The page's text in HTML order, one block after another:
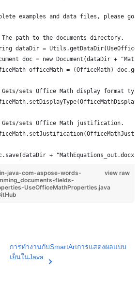
examples and data files, please go
path to the documents directory.
dataDir =
doc = new Document(dataDir +
officeMath = (OfficeMath)
Gets/sets Office Math display format
sets Office Math justification.
+
view raw
java-com-aspose-words-
fields-
UseOfficeMathProperties.java
การทำงานกับSmartArtการแสดงผลแบบ
เย็นในJava